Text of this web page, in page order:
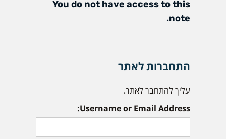
You do not have access to this
note.
התחברות לאתר
עליך להתחבר לאתר.
Username or Email Address: